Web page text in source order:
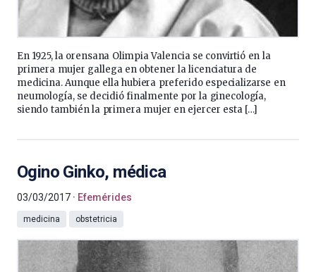
En 1925, la orensana Olimpia Valencia se convirtió en la
primera mujer gallega en obtener la licenciatura de
medicina. Aunque ella hubiera preferido especializarse en
neumología, se decidió finalmente por la ginecología,
siendo también la primera mujer en ejercer esta […]
Ogino Ginko, médica
03/03/2017 Efemérides
medicina obstetricia